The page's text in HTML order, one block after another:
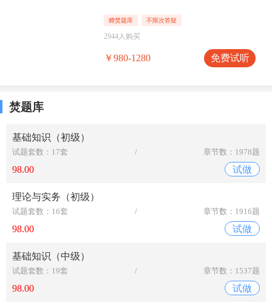
赠焚题库 不限次答疑
2944人购买
￥980-1280 免费试听
焚题库
基础知识（初级）
试题套数：17套 / 章节数：1978题
98.00 试做
理论与实务（初级）
试题套数：16套 / 章节数：1916题
98.00 试做
基础知识（中级）
试题套数：19套 / 章节数：1537题
98.00 试做